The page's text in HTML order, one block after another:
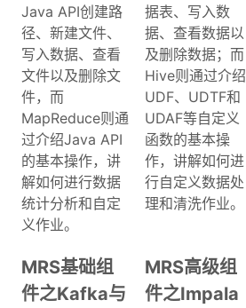
Java API创建路
径、新建文件、
写入数据、查看
文件以及删除文
件，而
MapReduce则通
过介绍Java API
的基本操作，讲
解如何进行数据
统计分析和自定
义作业。
据表、写入数
据、查看数据以
及删除数据；而
Hive则通过介绍
UDF、UDTF和
UDAF等自定义
函数的基本操
作，讲解如何进
行自定义数据处
理和清洗作业。
MRS基础组
件之Kafka与
MRS高级组
件之Impala